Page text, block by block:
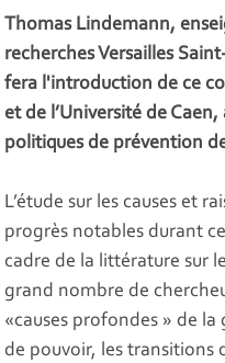
Thomas Lindemann,
recherches Versailles
fera l'introduction de ce
et de l’Université de
politiques de prévention
L’étude sur les causes et
progrès notables durant
cadre de la littérature sur
grand nombre de
«causes profondes » de
de pouvoir, les transitions